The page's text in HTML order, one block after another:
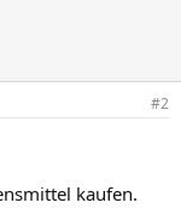
#2
kaufen.